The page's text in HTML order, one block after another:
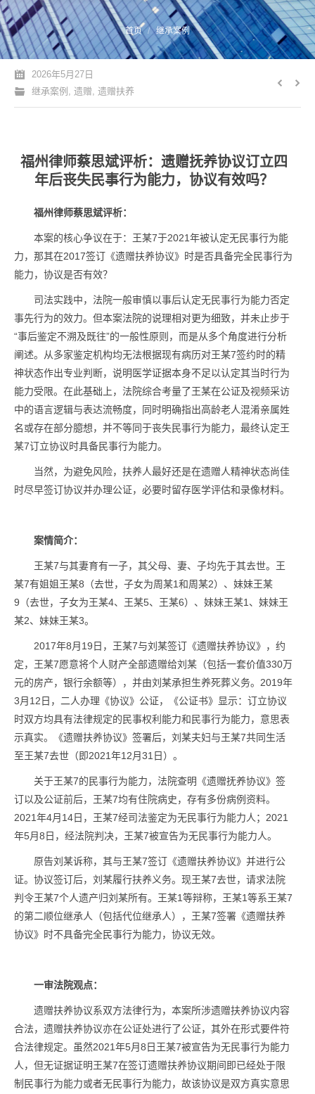
您的位置： 首页 继承案例
2026年5月27日
继承案例 , 遗赠, 遗赠扶养
福州律师蔡思斌评析：遗赠抚养协议订立四
年后丧失民事行为能力，协议有效吗？
福州律师蔡思斌评析：
本案的核心争议在于：王某7于2021年被认定无民事行为能
力，那其在2017签订《遗赠扶养协议》时是否具备完全民事行为
能力，协议是否有效？
司法实践中，法院一般审慎以事后认定无民事行为能力否定
事先行为的效力。但本案法院的说理相对更为细致，并未止步于
“事后鉴定不溯及既往”的一般性原则，而是从多个角度进行分析
阐述。从多家鉴定机构均无法根据现有病历对王某7签约时的精
神状态作出专业判断，说明医学证据本身不足以认定其当时行为
能力受限。在此基础上，法院综合考量了王某在公证及视频采访
中的语言逻辑与表达流畅度，同时明确指出高龄老人混淆亲属姓
名或存在部分臆想，并不等同于丧失民事行为能力，最终认定王
某7订立协议时具备民事行为能力。
当然，为避免风险，扶养人最好还是在遗赠人精神状态尚佳
时尽早签订协议并办理公证，必要时留存医学评估和录像材料。
案情简介：
王某7与其妻育有一子，其父母、妻、子均先于其去世。王
某7有姐姐王某8（去世，子女为周某1和周某2）、妹妹王某
9（去世，子女为王某4、王某5、王某6）、妹妹王某1、妹妹王
某2、妹妹王某3。
2017年8月19日，王某7与刘某签订《遗赠扶养协议》，约
定，王某7愿意将个人财产全部遗赠给刘某（包括一套价值330万
元的房产，银行余额等），并由刘某承担生养死葬义务。2019年
3月12日，二人办理《协议》公证，《公证书》显示：订立协议
时双方均具有法律规定的民事权利能力和民事行为能力，意思表
示真实。《遗赠扶养协议》签署后，刘某夫妇与王某7共同生活
至王某7去世（即2021年12月31日）。
关于王某7的民事行为能力，法院查明《遗赠抚养协议》签
订以及公证前后，王某7均有住院病史，存有多份病例资料。
2021年4月14日，王某7经司法鉴定为无民事行为能力人；2021
年5月8日，经法院判决，王某7被宣告为无民事行为能力人。
原告刘某诉称，其与王某7签订《遗赠扶养协议》并进行公
证。协议签订后，刘某履行扶养义务。现王某7去世，请求法院
判令王某7个人遗产归刘某所有。王某1等辩称，王某1等系王某7
的第二顺位继承人（包括代位继承人），王某7签署《遗赠扶养
协议》时不具备完全民事行为能力，协议无效。
一审法院观点：
遗赠扶养协议系双方法律行为，本案所涉遗赠扶养协议内容
合法，遗赠扶养协议亦在公证处进行了公证，其外在形式要件符
合法律规定。虽然2021年5月8日王某7被宣告为无民事行为能力
人，但无证据证明王某7在签订遗赠扶养协议期间即已经处于限
制民事行为能力或者无民事行为能力，故该协议是双方真实意思